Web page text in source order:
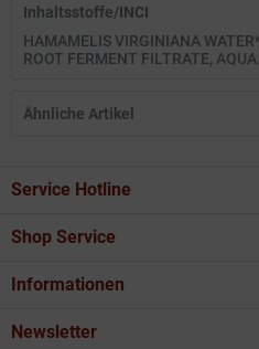
Inhaltsstoffe/INCI
HAMAMELIS VIRGINIANA
ROOT FERMENT FILTRATE,
Ähnliche Artikel
Service Hotline
Shop Service
Informationen
Newsletter